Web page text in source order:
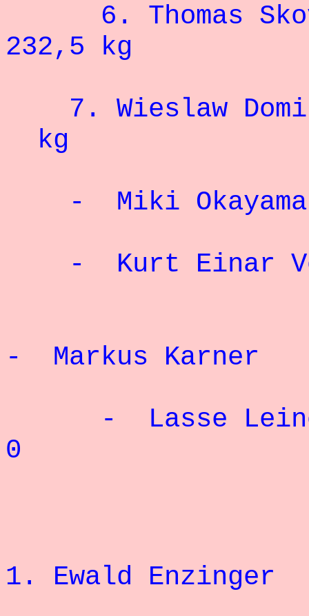
6.
232,5 kg
7.
kg
- Miki
- Kurt Einar
- Markus
- Lasse
0
1. Ewald